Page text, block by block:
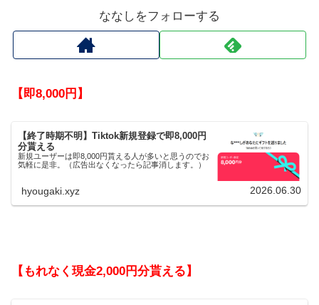
ななしをフォローする
【即8,000円】
【終了時期不明】Tiktok新規登録で即8,000円
分貰える
新規ユーザーは即8,000円貰える人が多いと思うのでお
気軽に是非。（広告出なくなったら記事消します。）
hyougaki.xyz 2026.06.30
【もれなく現金2,000円分貰える】